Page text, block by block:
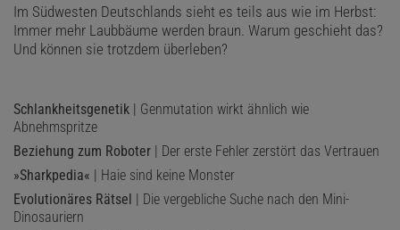
Im Südwesten Deutschlands sieht es teils aus wie im Herbst:
Immer mehr Laubbäume werden braun. Warum geschieht das?
Und können sie trotzdem überleben?
Schlankheitsgenetik | Genmutation wirkt ähnlich wie
Abnehmspritze
Beziehung zum Roboter | Der erste Fehler zerstört das Vertrauen
»Sharkpedia« | Haie sind keine Monster
Evolutionäres Rätsel | Die vergebliche Suche nach den Mini-
Dinosauriern